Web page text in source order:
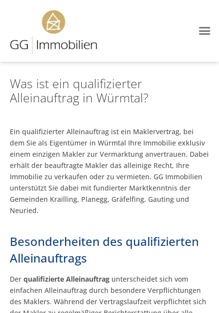
Was ist ein qualifizierter
Alleinauftrag in Würmtal?
Ein qualifizierter Alleinauftrag ist ein Maklervertrag, bei
dem Sie als Eigentümer in Würmtal Ihre Immobilie exklusiv
einem einzigen Makler zur Vermarktung anvertrauen. Dabei
erhält der beauftragte Makler das alleinige Recht, Ihre
Immobilie zu verkaufen oder zu vermieten. GG Immobilien
unterstützt Sie dabei mit fundierter Marktkenntnis der
Gemeinden Krailling, Planegg, Gräfelfing, Gauting und
Neuried.
Besonderheiten des qualifizierten
Alleinauftrags
Der qualifizierte Alleinauftrag unterscheidet sich vom
einfachen Alleinauftrag durch besondere Verpflichtungen
des Maklers. Während der Vertragslaufzeit verpflichtet sich